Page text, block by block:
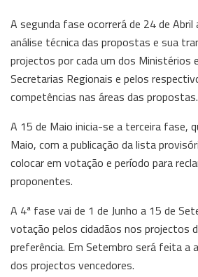
A segunda fase ocorrerá de 24 de
análise técnica das propostas e sua
projectos por cada um dos Ministérios e
Secretarias Regionais e pelos
competências nas áreas das propostas.
A 15 de Maio inicia-se a terceira fase,
Maio, com a publicação da lista
colocar em votação e período para
proponentes.
A 4ª fase vai de 1 de Junho a 15 de
votação pelos cidadãos nos projectos
preferência. Em Setembro será feita a
dos projectos vencedores.